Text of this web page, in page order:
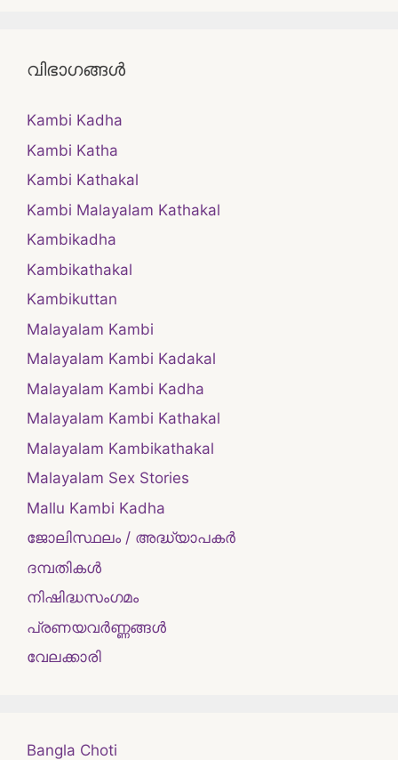
വിഭാഗങ്ങൾ
Kambi Kadha
Kambi Katha
Kambi Kathakal
Kambi Malayalam Kathakal
Kambikadha
Kambikathakal
Kambikuttan
Malayalam Kambi
Malayalam Kambi Kadakal
Malayalam Kambi Kadha
Malayalam Kambi Kathakal
Malayalam Kambikathakal
Malayalam Sex Stories
Mallu Kambi Kadha
ജോലിസ്ഥലം / അദ്ധ്യാപകർ
ദമ്പതികള്‍
നിഷിദ്ധസംഗമം
പ്രണയവർണ്ണങ്ങൾ
വേലക്കാരി
Bangla Choti